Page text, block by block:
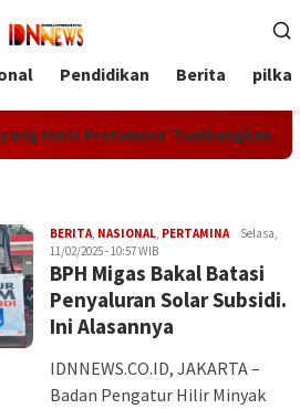
Pendidikan Berita
Haris Pratamura ‘Tumbangkan’
BERITA, NASIONAL, PERTAMINAImanSelasa,
11/02/2025 - 10:57 WIB
BPH Migas Bakal Batasi
Penyaluran Solar Subsidi.
Ini Alasannya
IDNNEWS.CO.ID, JAKARTA –
Badan Pengatur Hilir Minyak